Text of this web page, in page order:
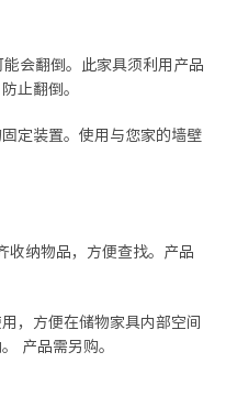
会翻倒。此家具须利用产品
止翻倒。
定装置。使用与您家的墙壁
收纳物品，方便查找。产品
，方便在储物家具内部空间
产品需另购。